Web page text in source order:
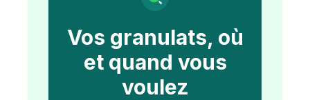
Vos granulats, où
et quand vous
voulez